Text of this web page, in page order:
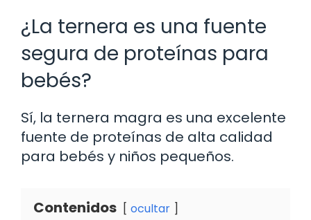
¿La ternera es una fuente
segura de proteínas para
bebés?
Sí, la ternera magra es una excelente
fuente de proteínas de alta calidad
para bebés y niños pequeños.
Contenidos ocultar